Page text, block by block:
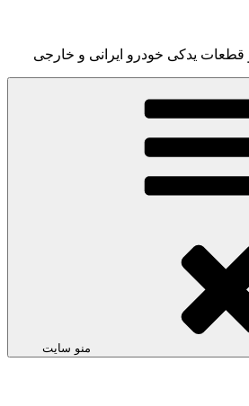
قطعات یدکی خودرو ایرانی و خارجی
منو سایت